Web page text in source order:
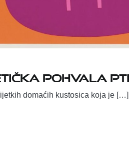
pohvala
domaćih kustosica koja je […]